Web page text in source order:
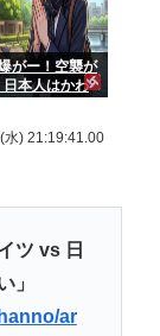
がー！空襲が
本人はかわ
水) 21:19:41.00
ツ vs 日
」
ar